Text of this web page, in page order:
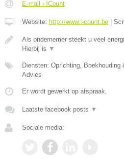
E-mail › ICount
Website: http://www.i-count.be
Als ondernemer steekt u veel
Hierbij is ▼
Diensten: Oprichting,
Advies
Er wordt gewerkt op afspraak.
Laatste facebook posts ▼
Sociale media: